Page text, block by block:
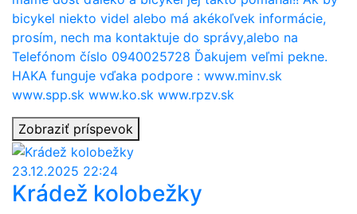
bicykel niekto videl alebo má akékoľvek informácie,
prosím, nech ma kontaktuje do správy,alebo na
Telefónom číslo 0940025728 Ďakujem veľmi pekne.
HAKA funguje vďaka podpore : www.minv.sk
www.spp.sk www.ko.sk www.rpzv.sk
Zobraziť príspevok
23.12.2025 22:24
Krádež kolobežky